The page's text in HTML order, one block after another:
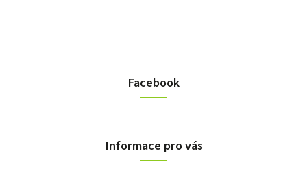
Facebook
Informace pro vás